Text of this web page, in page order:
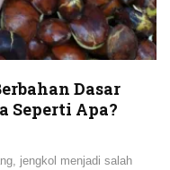
Dasar
Seperti Apa?
jengkol menjadi salah